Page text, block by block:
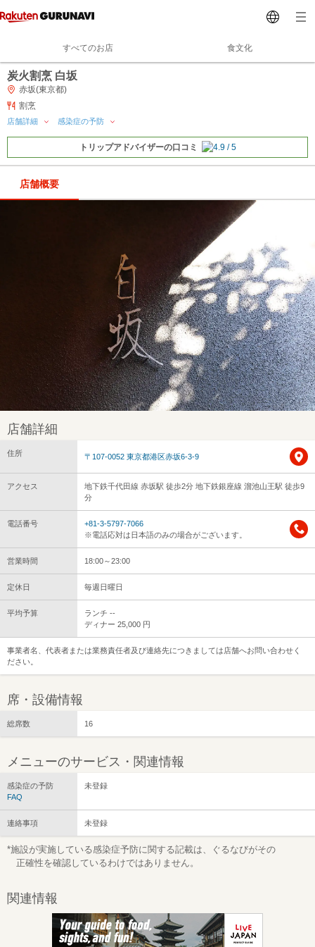
すべてのお店 食文化
炭火割烹 白坂
赤坂(東京都)
割烹
店舗詳細 感染症の予防
トリップアドバイザーの口コミ
店舗概要
店舗詳細
住所 〒107-0052 東京都港区赤坂6-3-9
アクセス
地下鉄千代田線 赤坂駅 徒歩2分 地下鉄銀座線 溜池山王駅 徒歩9
分
電話番号
+81-3-5797-7066
※電話応対は日本語のみの場合がございます。
営業時間 18:00～23:00
定休日 毎週日曜日
平均予算
ランチ --
ディナー 25,000 円
事業者名、代表者または業務責任者及び連絡先につきましては店舗へお問い合わせく
ださい。
席・設備情報
総席数 16
メニューのサービス・関連情報
感染症の予防
FAQ
未登録
連絡事項 未登録
*施設が実施している感染症予防に関する記載は、ぐるなびがその
正確性を確認しているわけではありません。
関連情報